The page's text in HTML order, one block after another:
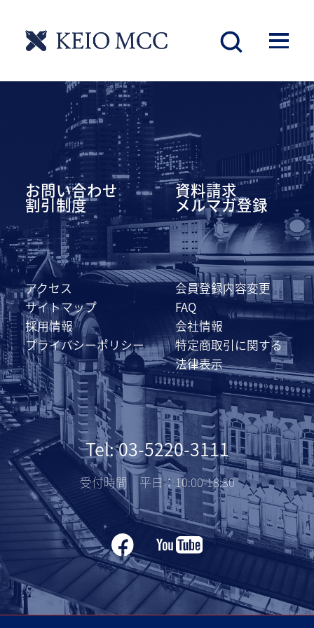
お問い合わせ 資料請求
割引制度 メルマガ登録
アクセス
会員登録内容変更
サイトマップ
FAQ
採用情報
会社情報
プライバシーポリシー
特定商取引に関する
法律表示
Tel: 03-5220-3111
受付時間 平日：10:00-18:30